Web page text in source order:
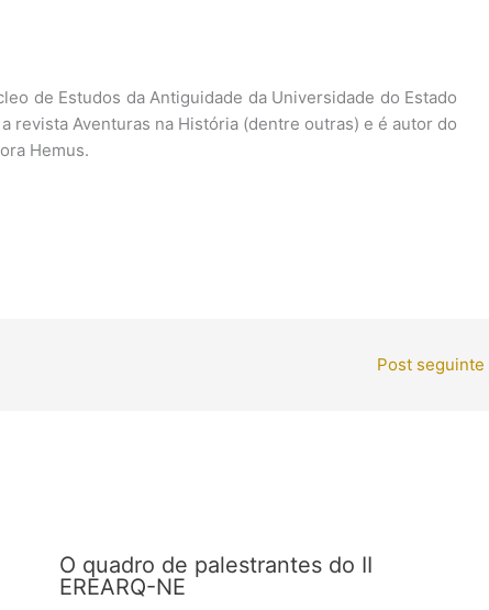
de Estudos da Antiguidade da Universidade do Estado
revista Aventuras na História (dentre outras) e é autor do
Hemus.
Post seguinte
O quadro de palestrantes do II
EREARQ-NE